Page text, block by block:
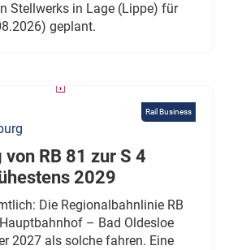
Stellwerks in Lage (Lippe) für
geplant.
Rail Business
von RB 81 zur S 4
2029
Die Regionalbahnlinie RB
– Bad Oldesloe
2027 als solche fahren. Eine